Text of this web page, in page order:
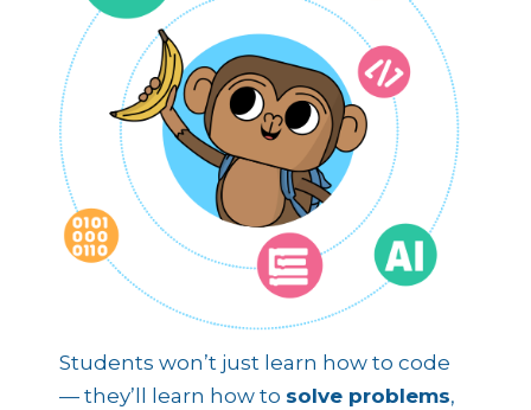
Students won’t just learn how to code
— they’ll learn how to solve problems,